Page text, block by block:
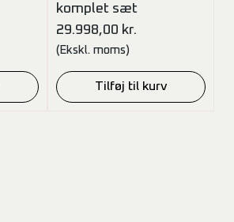
komplet sæt
29.998,00 kr.
(Ekskl. moms)
Tilføj til kurv